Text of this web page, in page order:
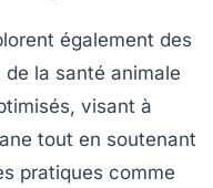
également des
de la santé animale
visant à
tout en soutenant
pratiques comme